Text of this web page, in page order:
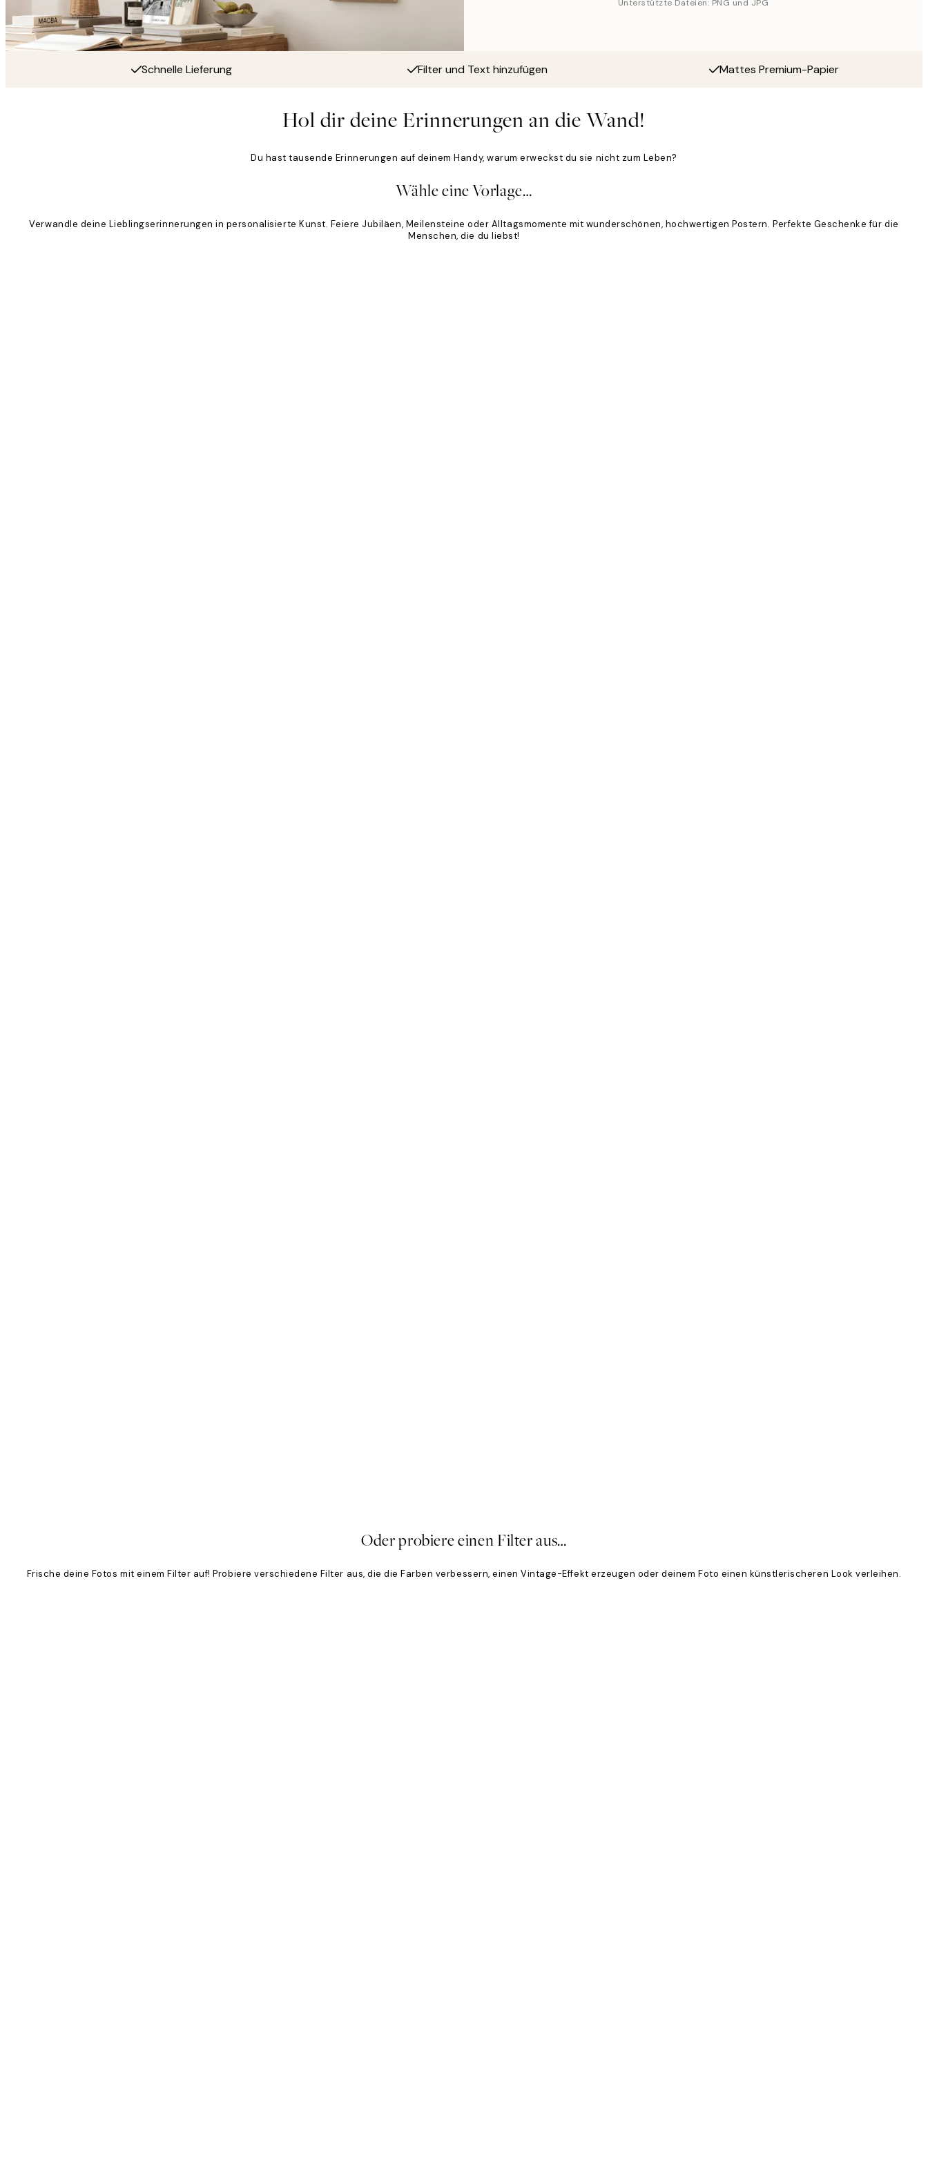
Unterstützte Dateien: PNG und JPG
Schnelle Lieferung Filter und Text hinzufügen Mattes Premium-Papier
Hol dir deine Erinnerungen an die Wand!
Du hast tausende Erinnerungen auf deinem Handy, warum erweckst du sie nicht zum Leben?
Wähle eine Vorlage…
Verwandle deine Lieblingserinnerungen in personalisierte Kunst. Feiere Jubiläen, Meilensteine oder Alltagsmomente mit wunderschönen, hochwertigen Postern. Perfekte Geschenke für die
Menschen, die du liebst!
Oder probiere einen Filter aus…
Frische deine Fotos mit einem Filter auf! Probiere verschiedene Filter aus, die die Farben verbessern, einen Vintage-Effekt erzeugen oder deinem Foto einen künstlerischeren Look verleihen.